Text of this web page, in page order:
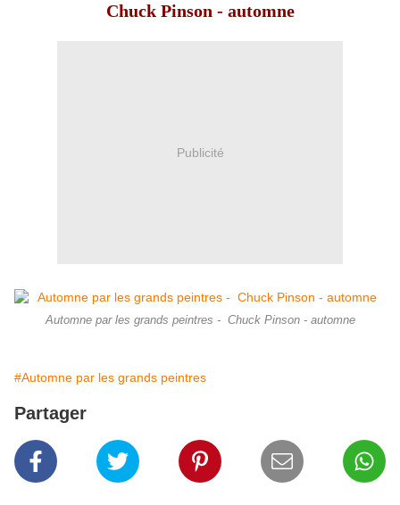
Chuck Pinson - automne
Publicité
Automne par les grands peintres - Chuck Pinson - automne
#Automne par les grands peintres
Partager